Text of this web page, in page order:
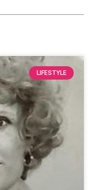
LIFESTYLE